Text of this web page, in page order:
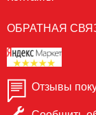
ОБРАТНАЯ
Отзывы